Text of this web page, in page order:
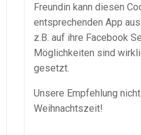
Freundin kann diesen
entsprechenden App
z.B. auf ihre Facebook
Möglichkeiten sind
gesetzt.
Unsere Empfehlung
Weihnachtszeit!